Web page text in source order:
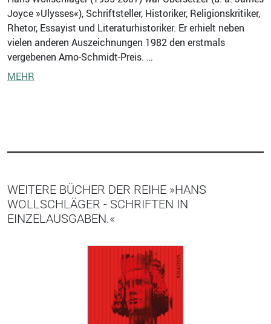
Joyce »Ulysses«), Schriftsteller, Historiker, Religionskritiker,
Rhetor, Essayist und Literaturhistoriker. Er erhielt neben
vielen anderen Auszeichnungen 1982 den erstmals
vergebenen Arno-Schmidt-Preis. …
MEHR
WEITERE BÜCHER DER REIHE »HANS
WOLLSCHLÄGER - SCHRIFTEN IN
EINZELAUSGABEN.«